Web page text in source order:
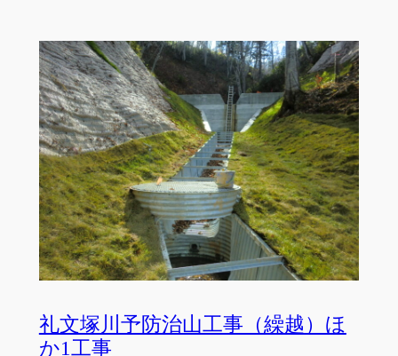
礼文塚川予防治山工事（繰越）ほ
か1工事